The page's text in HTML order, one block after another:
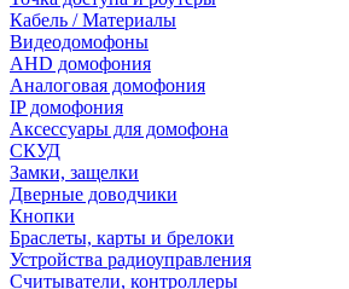
Кабель / Материалы
Видеодомофоны
AHD домофония
Аналоговая домофония
IP домофония
Аксессуары для домофона
СКУД
Замки, защелки
Дверные доводчики
Кнопки
Браслеты, карты и брелоки
Устройства радиоуправления
Считыватели, контроллеры